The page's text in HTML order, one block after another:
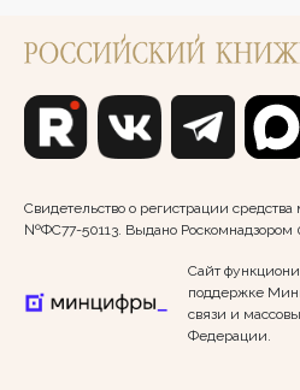
Свидетельство о регистрации
№ФС77-50113. Выдано Роскомнадзором
Сайт
поддержке
связи и
Федерации.